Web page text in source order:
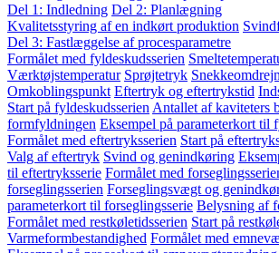
Del 1: Indledning Del 2: Planlægning
Kvalitetsstyring af en indkørt produktion
Del 3: Fastlæggelse af procesparametre
Formålet med fyldeskudsserien
Værktøjstemperatur Sprøjtetryk
Omkoblingspunkt Eftertryk og eftertrykstid
Start på fyldeskudsserien Antallet af kaviteters
formfyldningen Eksempel på parameterkort til
Formålet med eftertryksserien Start på
Valg af eftertryk Svind og genindkøring
til eftertryksserie Formålet med
forseglingsserien Forseglingsvægt og
parameterkort til forseglingsserie Belysning af
Formålet med restkøletidsserien Start på
Varmeformbestandighed Formålet med